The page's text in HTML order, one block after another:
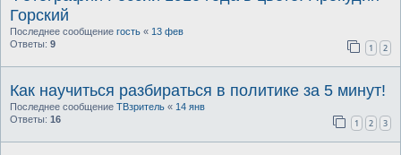
Горский
Последнее сообщение гость « 13 фев
Ответы: 9 1 2
Как научиться разбираться в политике за 5 минут!
Последнее сообщение ТВзритель « 14 янв
Ответы: 16 1 2 3